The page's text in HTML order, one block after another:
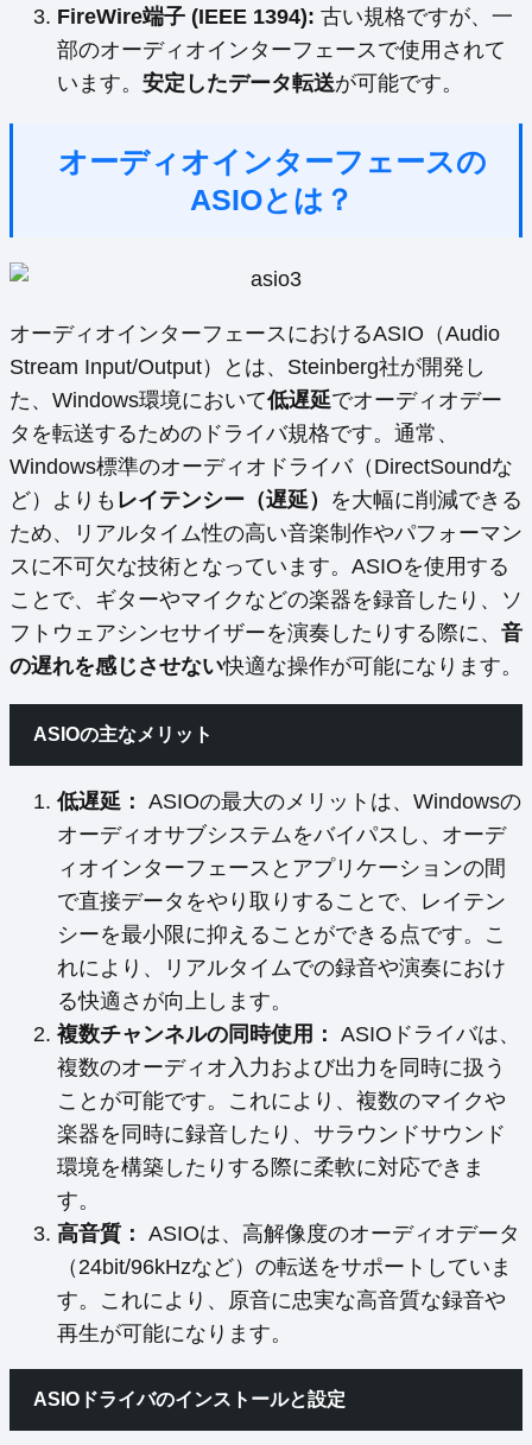
FireWire端子 (IEEE 1394): 古い規格ですが、一
部のオーディオインターフェースで使用されて
います。 安定したデータ転送が可能です。
オーディオインターフェースの
ASIOとは？
オーディオインターフェースにおけるASIO（Audio
Stream Input/Output）とは、Steinberg社が開発し
た、Windows環境において低遅延でオーディオデー
タを転送するためのドライバ規格です。通常、
Windows標準のオーディオドライバ（DirectSoundな
ど）よりも レイテンシー（遅延） を大幅に削減できる
ため、リアルタイム性の高い音楽制作やパフォーマン
スに不可欠な技術となっています。ASIOを使用する
ことで、ギターやマイクなどの楽器を録音したり、ソ
フトウェアシンセサイザーを演奏したりする際に、 音
の遅れを感じさせない快適な操作が可能になります。
ASIOの主なメリット
低遅延： ASIOの最大のメリットは、Windowsの
オーディオサブシステムをバイパスし、オーデ
ィオインターフェースとアプリケーションの間
で直接データをやり取りすることで、レイテン
シーを最小限に抑えることができる点です。こ
れにより、リアルタイムでの録音や演奏におけ
る快適さが向上します。
複数チャンネルの同時使用： ASIOドライバは、
複数のオーディオ入力および出力を同時に扱う
ことが可能です。これにより、複数のマイクや
楽器を同時に録音したり、サラウンドサウンド
環境を構築したりする際に柔軟に対応できま
す。
高音質： ASIOは、高解像度のオーディオデータ
（24bit/96kHzなど）の転送をサポートしていま
す。これにより、原音に忠実な高音質な録音や
再生が可能になります。
ASIOドライバのインストールと設定